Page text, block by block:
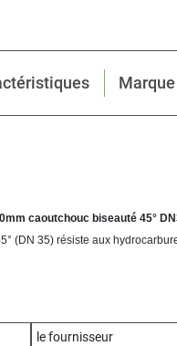
Marque
caoutchouc biseauté 45°
(DN 35) résiste aux
le fournisseur